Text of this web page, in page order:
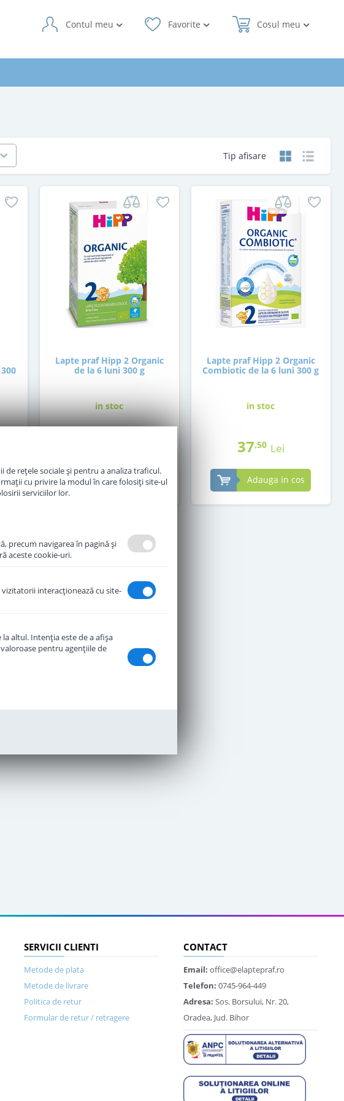
Cosul meu
Favorite
Contul meu
Tip afisare
Lapte praf Hipp 2 Organic
de la 6 luni 300 g
in stoc
Adauga in cos
Lapte praf Hipp 2 Organic
Combiotic de la 6 luni 300 g
in stoc
37,50 Lei
Adauga in cos
SERVICII CLIENTI
Metode de plata
Metode de livrare
Politica de retur
Formular de retur / retragere
CONTACT
Email: office@elaptepraf.ro
Telefon: 0745-964-449
Adresa: Sos. Borsului, Nr. 20,
Oradea, Jud. Bihor
rețele sociale și pentru a analiza traficul.
cu privire la modul în care folosiți site-ul
serviciilor lor.
precum navigarea în pagină şi
aceste cookie-uri.
interacţionează cu site-
altul. Intenţia este de a afişa
pentru agenţiile de